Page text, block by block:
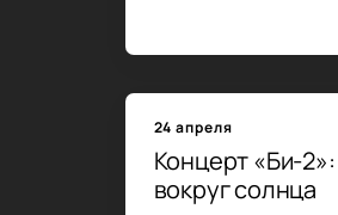
24 апреля
Концерт «Би-
вокруг солнца